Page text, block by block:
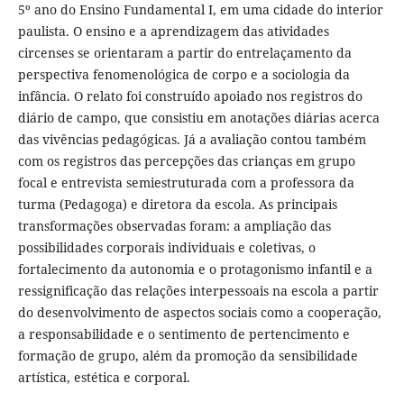
5º ano do Ensino Fundamental I, em uma cidade do interior
paulista. O ensino e a aprendizagem das atividades
circenses se orientaram a partir do entrelaçamento da
perspectiva fenomenológica de corpo e a sociologia da
infância. O relato foi construído apoiado nos registros do
diário de campo, que consistiu em anotações diárias acerca
das vivências pedagógicas. Já a avaliação contou também
com os registros das percepções das crianças em grupo
focal e entrevista semiestruturada com a professora da
turma (Pedagoga) e diretora da escola. As principais
transformações observadas foram: a ampliação das
possibilidades corporais individuais e coletivas, o
fortalecimento da autonomia e o protagonismo infantil e a
ressignificação das relações interpessoais na escola a partir
do desenvolvimento de aspectos sociais como a cooperação,
a responsabilidade e o sentimento de pertencimento e
formação de grupo, além da promoção da sensibilidade
artística, estética e corporal.